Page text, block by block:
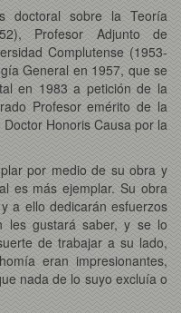
doctoral sobre la Teoría
Profesor Adjunto de
Complutense (1953-
General en 1957, que se
en 1983 a petición de la
Profesor emérito de la
Honoris Causa por la
por medio de su obra y
es más ejemplar. Su obra
a ello dedicarán esfuerzos
les gustará saber, y se lo
de trabajar a su lado,
eran impresionantes,
nada de lo suyo excluía o